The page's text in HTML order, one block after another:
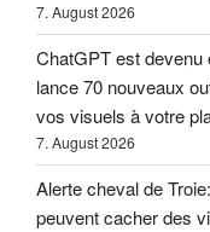
7. August 2026
ChatGPT est devenu
lance 70 nouveaux
vos visuels à votre
7. August 2026
Alerte cheval de
peuvent cacher des